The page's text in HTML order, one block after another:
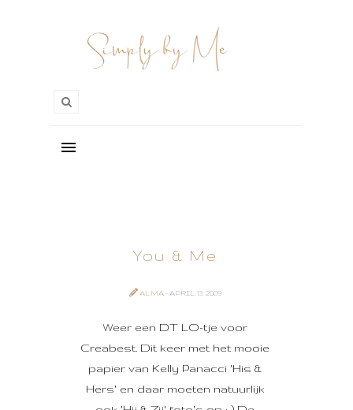
You & Me
ALMA - APRIL 13, 2009
Weer een DT LO-tje voor
Creabest. Dit keer met het mooie
papier van Kelly Panacci 'His &
Hers' en daar moeten natuurlijk